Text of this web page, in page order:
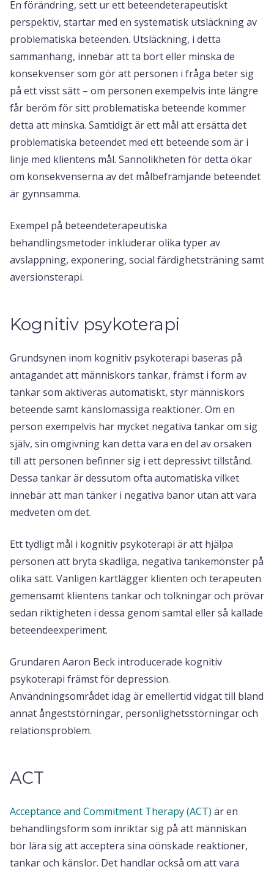
En förändring, sett ur ett beteendeterapeutiskt
perspektiv, startar med en systematisk utsläckning av
problematiska beteenden. Utsläckning, i detta
sammanhang, innebär att ta bort eller minska de
konsekvenser som gör att personen i fråga beter sig
på ett visst sätt – om personen exempelvis inte längre
får beröm för sitt problematiska beteende kommer
detta att minska. Samtidigt är ett mål att ersätta det
problematiska beteendet med ett beteende som är i
linje med klientens mål. Sannolikheten för detta ökar
om konsekvenserna av det målbefrämjande beteendet
är gynnsamma.
Exempel på beteendeterapeutiska
behandlingsmetoder inkluderar olika typer av
avslappning, exponering, social färdighetsträning samt
aversionsterapi.
Kognitiv psykoterapi
Grundsynen inom kognitiv psykoterapi baseras på
antagandet att människors tankar, främst i form av
tankar som aktiveras automatiskt, styr människors
beteende samt känslomässiga reaktioner. Om en
person exempelvis har mycket negativa tankar om sig
själv, sin omgivning kan detta vara en del av orsaken
till att personen befinner sig i ett depressivt tillstånd.
Dessa tankar är dessutom ofta automatiska vilket
innebär att man tänker i negativa banor utan att vara
medveten om det.
Ett tydligt mål i kognitiv psykoterapi är att hjälpa
personen att bryta skadliga, negativa tankemönster på
olika sätt. Vanligen kartlägger klienten och terapeuten
gemensamt klientens tankar och tolkningar och prövar
sedan riktigheten i dessa genom samtal eller så kallade
beteendeexperiment.
Grundaren Aaron Beck introducerade kognitiv
psykoterapi främst för depression.
Användningsområdet idag är emellertid vidgat till bland
annat ångeststörningar, personlighetsstörningar och
relationsproblem.
ACT
Acceptance and Commitment Therapy (ACT) är en
behandlingsform som inriktar sig på att människan
bör lära sig att acceptera sina oönskade reaktioner,
tankar och känslor. Det handlar också om att vara